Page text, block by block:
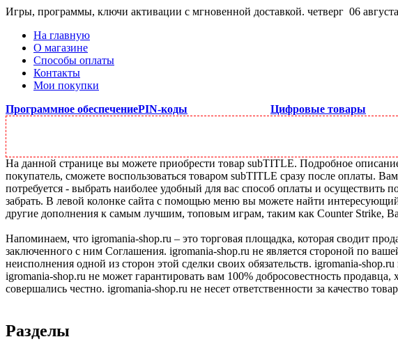
Игры, программы, ключи активации с мгновенной доставкой. четверг 06
На главную
О магазине
Способы оплаты
Контакты
Мои покупки
Программное обеспечениеPIN-коды Цифровые товары
На данной странице вы можете приобрести товар subTITLE. Подробное
покупатель, сможете воспользоваться товаром subTITLE сразу после оплаты.
потребуется - выбрать наиболее удобный для вас способ оплаты и
забрать. В левой колонке сайта с помощью меню вы можете найти
другие дополнения к самым лучшим, топовым играм, таким как Counter Strike,
Напоминаем, что igromania-shop.ru – это торговая площадка, которая сводит
заключенного с ним Соглашения. igromania-shop.ru не является стороной по
неисполнения одной из сторон этой сделки своих обязательств. igromania-
igromania-shop.ru не может гарантировать вам 100% добросовестность
совершались честно. igromania-shop.ru не несет ответственности за качество
Разделы